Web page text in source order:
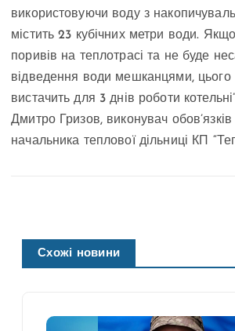
використовуючи воду з
містить 23 кубічних метри води.
поривів на теплотрасі та не буде
відведення води мешканцями, цього
вистачить для 3 днів роботи
Дмитро Гризов, виконувач обов’язків
начальника теплової дільниці КП
Схожі новини